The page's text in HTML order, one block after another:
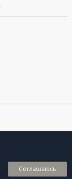
0
Соглашаюсь